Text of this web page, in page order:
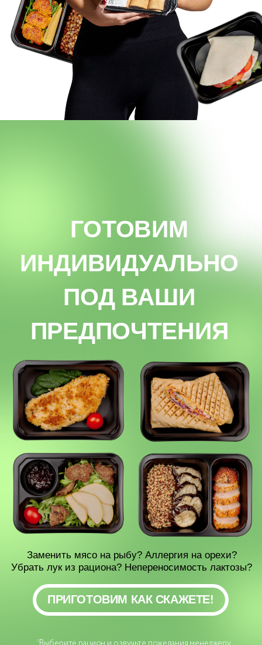
*Выберите рацион и озвучьте пожелания менеджеру
ПРИГОТОВИМ КАК СКАЖЕТЕ!
*За индивидуальный рацион взимается дополнительная плата